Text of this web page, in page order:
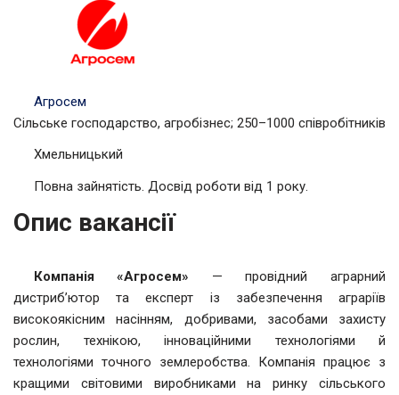
Агросем
Сільське господарство, агробізнес; 250–1000 співробітників
Хмельницький
Повна зайнятість. Досвід роботи від 1 року.
Опис вакансії
Компанія «Агросем» — провідний аграрний
дистриб’ютор та експерт із забезпечення аграріїв
високоякісним насінням, добривами, засобами захисту
рослин, технікою, інноваційними технологіями й
технологіями точного землеробства. Компанія працює з
кращими світовими виробниками на ринку сільського